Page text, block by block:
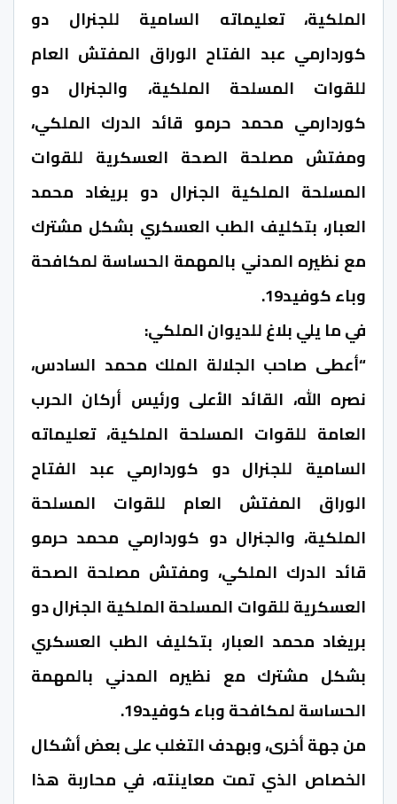
الملكية، تعليماته السامية للجنرال دو
كوردارمي عبد الفتاح الوراق المفتش العام
للقوات المسلحة الملكية، والجنرال دو
كوردارمي محمد حرمو قائد الدرك الملكي،
ومفتش مصلحة الصحة العسكرية للقوات
المسلحة الملكية الجنرال دو بريغاد محمد
العبار، بتكليف الطب العسكري بشكل مشترك
مع نظيره المدني بالمهمة الحساسة لمكافحة
وباء كوفيد19.
في ما يلي بلاغ للديوان الملكي:
“أعطى صاحب الجلالة الملك محمد السادس،
نصره الله، القائد الأعلى ورئيس أركان الحرب
العامة للقوات المسلحة الملكية، تعليماته
السامية للجنرال دو كوردارمي عبد الفتاح
الوراق المفتش العام للقوات المسلحة
الملكية، والجنرال دو كوردارمي محمد حرمو
قائد الدرك الملكي، ومفتش مصلحة الصحة
العسكرية للقوات المسلحة الملكية الجنرال دو
بريغاد محمد العبار، بتكليف الطب العسكري
بشكل مشترك مع نظيره المدني بالمهمة
الحساسة لمكافحة وباء كوفيد19.
من جهة أخرى، وبهدف التغلب على بعض أشكال
الخصاص الذي تمت معاينته، في محاربة هذا